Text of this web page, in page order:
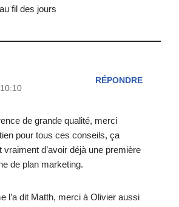
fil des jours
RÉPONDRE
de grande qualité, merci
pour tous ces conseils, ça
vraiment d’avoir déjà une première
de plan marketing.
l’a dit Matth, merci à Olivier aussi